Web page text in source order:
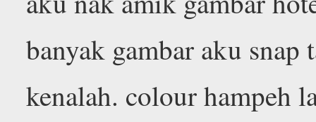
banyak gambar aku
kenalah. colour hampeh